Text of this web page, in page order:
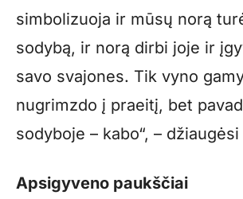
simbolizuoja ir mūsų norą
sodybą, ir norą dirbi joje ir
savo svajones. Tik vyno
nugrimzdo į praeitį, bet
sodyboje – kabo“, –
Apsigyveno paukščiai